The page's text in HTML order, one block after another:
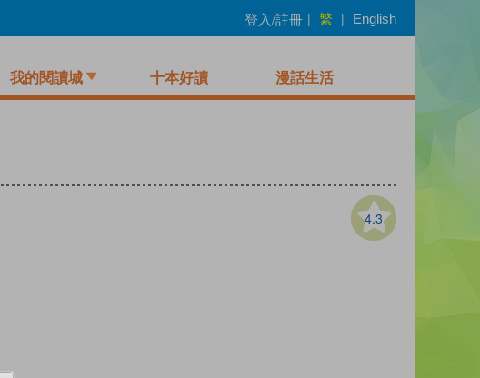
登入/註冊 | 繁 | English
我的閱讀城 十本好讀 漫話生活
4.3